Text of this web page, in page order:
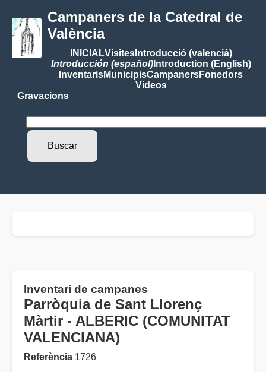
Campaners de la Catedral de
València
INICIALVisitesIntroducció (valencià)
Introducción (español)Introduction (English)
InventarisMunicipisCampanersFonedors
Vídeos
Gravacions
Inventari de campanes
Parròquia de Sant Llorenç
Màrtir - ALBERIC (COMUNITAT
VALENCIANA)
Referència 1726